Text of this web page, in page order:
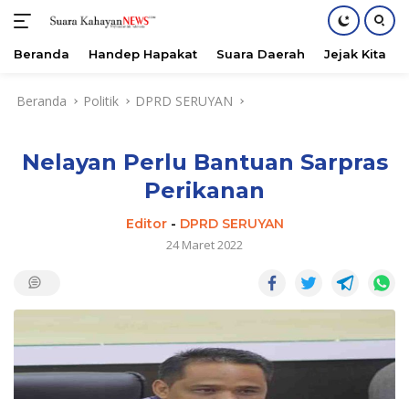
Beranda Handep Hapakat Suara Daerah Jejak Kita
Beranda Politik DPRD SERUYAN
Nelayan Perlu Bantuan Sarpras
Perikanan
Editor- DPRD SERUYAN
24 Maret 2022